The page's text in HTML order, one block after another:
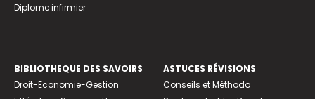
Diplome infirmier
BIBLIOTHEQUE DES SAVOIRS
Droit-Economie-Gestion
ASTUCES RÉVISIONS
Conseils et Méthodo